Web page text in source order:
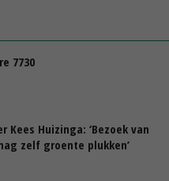
7730
Kees Huizinga: ‘Bezoek van
zelf groente plukken’